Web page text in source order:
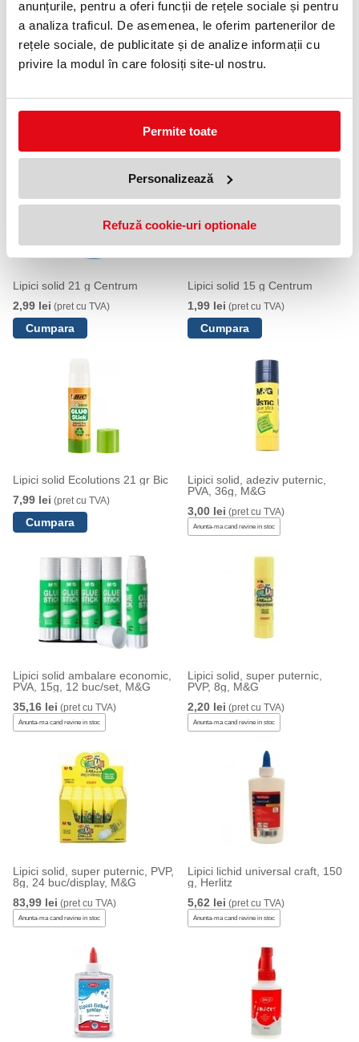
anunțurile, pentru a oferi funcții de rețele sociale și pentru
a analiza traficul. De asemenea, le oferim partenerilor de
rețele sociale, de publicitate și de analize informații cu
privire la modul în care folosiți site-ul nostru.
Permite toate
Personalizează
Refuză cookie-uri optionale
9,99 lei(pret cu TVA)
3,99 lei(pret cu TVA)
Lipici solid 21 g Centrum
2,99 lei (pret cu TVA)
Lipici solid 15 g Centrum
1,99 lei (pret cu TVA)
Lipici solid Ecolutions 21 gr Bic
7,99 lei (pret cu TVA)
Lipici solid, adeziv puternic,
PVA, 36g, M&G
3,00 lei (pret cu TVA)
Anunta-ma cand revine in stoc
Lipici solid ambalare economic,
PVA, 15g, 12 buc/set, M&G
35,16 lei (pret cu TVA)
Anunta-ma cand revine in stoc
Lipici solid, super puternic,
PVP, 8g, M&G
2,20 lei (pret cu TVA)
Anunta-ma cand revine in stoc
Lipici solid, super puternic, PVP,
8g, 24 buc/display, M&G
83,99 lei (pret cu TVA)
Anunta-ma cand revine in stoc
Lipici lichid universal craft, 150
g, Herlitz
5,62 lei (pret cu TVA)
Anunta-ma cand revine in stoc